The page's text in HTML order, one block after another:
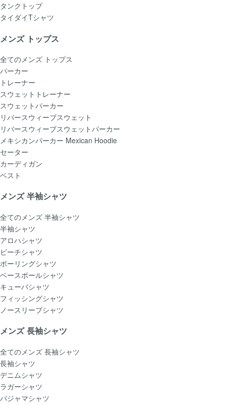
タンクトップ
タイダイTシャツ
メンズ トップス
全てのメンズ トップス
パーカー
トレーナー
スウェットトレーナー
スウェットパーカー
リバースウィーブスウェット
リバースウィーブスウェットパーカー
メキシカンパーカー Mexican Hoodie
セーター
カーディガン
ベスト
メンズ 半袖シャツ
全てのメンズ 半袖シャツ
半袖シャツ
アロハシャツ
ビーチシャツ
ボーリングシャツ
ベースボールシャツ
キューバシャツ
フィッシングシャツ
ノースリーブシャツ
メンズ 長袖シャツ
全てのメンズ 長袖シャツ
長袖シャツ
デニムシャツ
ラガーシャツ
パジャマシャツ